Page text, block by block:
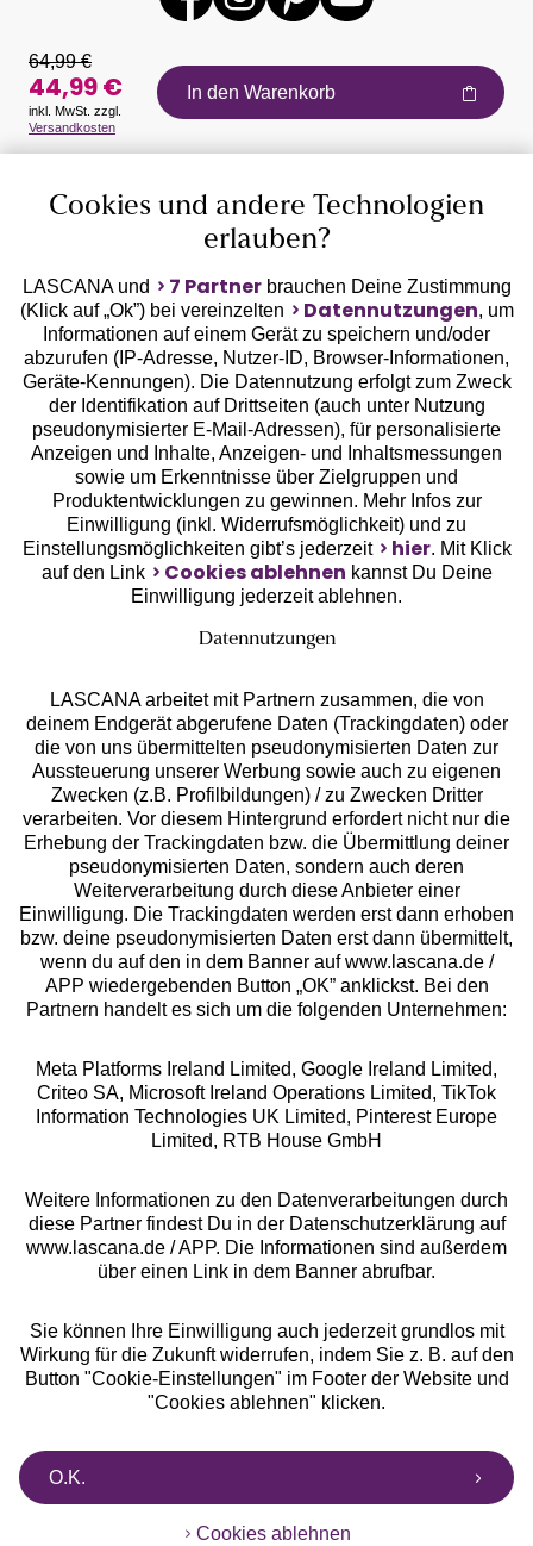
Auszeichnungen
Geprüfte Sicherheit
Unsere Apps
Services
Beratung
Über uns
Rechtliches
Alle Preise inkl. MwSt., zzgl.
Versandkosten
** Bonität vorausgesetzt, berechtigt zur Bonitätsprüfung
64,99 €
44,99 €
inkl. MwSt. zzgl.
Versandkosten
In den Warenkorb
Cookies und andere Technologien
erlauben?
LASCANA und 7 Partnerbrauchen Deine Zustimmung
(Klick auf „Ok”) bei vereinzelten
Datennutzungen, um
Informationen auf einem Gerät zu speichern und/oder
abzurufen (IP-Adresse, Nutzer-ID, Browser-Informationen,
Geräte-Kennungen). Die Datennutzung erfolgt zum Zweck
der Identifikation auf Drittseiten (auch unter Nutzung
pseudonymisierter E-Mail-Adressen), für personalisierte
Anzeigen und Inhalte, Anzeigen- und Inhaltsmessungen
sowie um Erkenntnisse über Zielgruppen und
Produktentwicklungen zu gewinnen. Mehr Infos zur
Einwilligung (inkl. Widerrufsmöglichkeit) und zu
Einstellungsmöglichkeiten gibt’s jederzeit
hier. Mit Klick
auf den Link
Cookies ablehnen kannst Du Deine
Einwilligung jederzeit ablehnen.
Datennutzungen
LASCANA arbeitet mit Partnern zusammen, die von
deinem Endgerät abgerufene Daten (Trackingdaten) oder
die von uns übermittelten pseudonymisierten Daten zur
Aussteuerung unserer Werbung sowie auch zu eigenen
Zwecken (z.B. Profilbildungen) / zu Zwecken Dritter
verarbeiten. Vor diesem Hintergrund erfordert nicht nur die
Erhebung der Trackingdaten bzw. die Übermittlung deiner
pseudonymisierten Daten, sondern auch deren
Weiterverarbeitung durch diese Anbieter einer
Einwilligung. Die Trackingdaten werden erst dann erhoben
bzw. deine pseudonymisierten Daten erst dann übermittelt,
wenn du auf den in dem Banner auf www.lascana.de /
APP wiedergebenden Button „OK” anklickst. Bei den
Partnern handelt es sich um die folgenden Unternehmen:
Meta Platforms Ireland Limited, Google Ireland Limited,
Criteo SA, Microsoft Ireland Operations Limited, TikTok
Information Technologies UK Limited, Pinterest Europe
Limited, RTB House GmbH
Weitere Informationen zu den Datenverarbeitungen durch
diese Partner findest Du in der Datenschutzerklärung auf
www.lascana.de / APP. Die Informationen sind außerdem
über einen Link in dem Banner abrufbar.
Sie können Ihre Einwilligung auch jederzeit grundlos mit
Wirkung für die Zukunft widerrufen, indem Sie z. B. auf den
Button "Cookie-Einstellungen" im Footer der Website und
"Cookies ablehnen" klicken.
O.K.
Cookies ablehnen